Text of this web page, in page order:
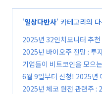
'일상다반사' 카테고리의
2025년 32인치모니터 추
성 (0)
2025년 바이오주 전망 : 투
핵심 트렌드와 유망 분야 (0)
기업들이 비트코인을 모으
인 트레저리 전략 완벽 해부
6월 9일부터 신청! 2025년
금액, 사용법 총정리 (0)
2025년 체코 원전 관련주 :